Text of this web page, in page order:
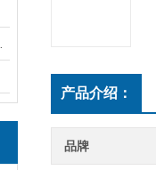
产品介绍：
品牌